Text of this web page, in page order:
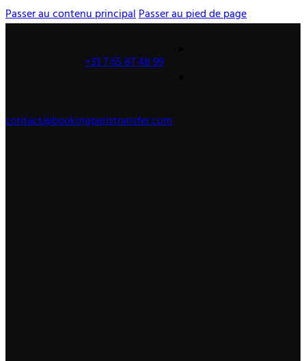
Passer au contenu principalPasser au pied de page
+33 7 65 87 48 99
contact@bookingparistransfer.com